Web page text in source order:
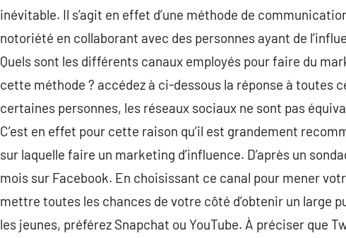
inévitable. Il s’agit en effet d’une méthode de
notoriété en collaborant avec des personnes ayant de
Quels sont les différents canaux employés pour faire du
cette méthode ? accédez à ci-dessous la réponse à toutes
certaines personnes, les réseaux sociaux ne sont pas
C’est en effet pour cette raison qu’il est grandement
sur laquelle faire un marketing d’influence. D’après un
mois sur Facebook. En choisissant ce canal pour mener
mettre toutes les chances de votre côté d’obtenir un large
les jeunes, préférez Snapchat ou YouTube. À préciser que